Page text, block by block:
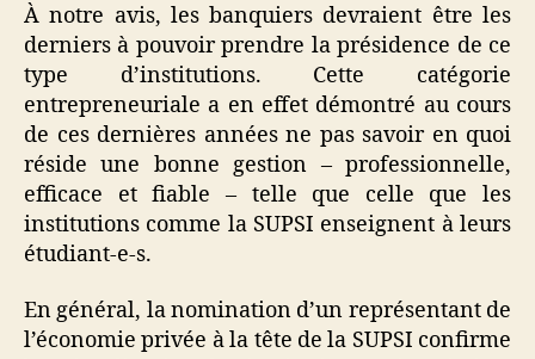
À notre avis, les banquiers devraient être les
derniers à pouvoir prendre la présidence de ce
type d’institutions. Cette catégorie
entrepreneuriale a en effet démontré au cours
de ces dernières années ne pas savoir en quoi
réside une bonne gestion – professionnelle,
efficace et fiable – telle que celle que les
institutions comme la SUPSI enseignent à leurs
étudiant-e-s.
En général, la nomination d’un représentant de
l’économie privée à la tête de la SUPSI confirme